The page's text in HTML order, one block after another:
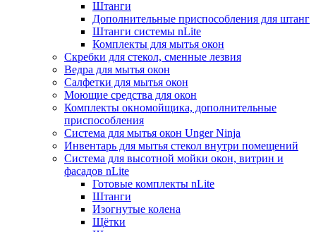
Штанги
Дополнительные приспособления для штанг
Штанги системы nLite
Комплекты для мытья окон
Скребки для стекол, сменные лезвия
Ведра для мытья окон
Салфетки для мытья окон
Моющие средства для окон
Комплекты окномойщика, дополнительные
приспособления
Система для мытья окон Unger Ninja
Инвентарь для мытья стекол внутри помещений
Система для высотной мойки окон, витрин и
фасадов nLite
Готовые комплекты nLite
Штанги
Изогнутые колена
Щётки